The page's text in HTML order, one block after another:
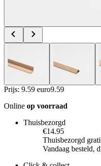
Prijs: 9.59 euro9.59
Online op voorraad
Thuisbezorgd
€14.95
Thuisbezorgd
Vandaag besteld,